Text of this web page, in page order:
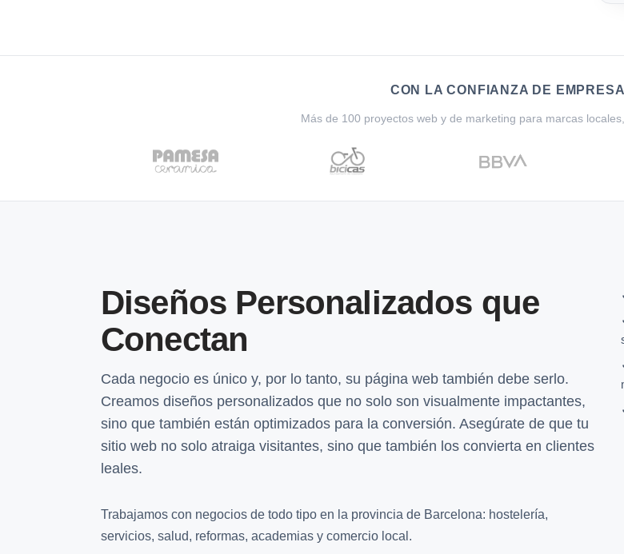
CON LA CONFIANZA DE
Más de 100 proyectos web y de marketing para marcas
Diseños Personalizados que
Conectan
Cada negocio es único y, por lo tanto, su página web también debe serlo.
Creamos diseños personalizados que no solo son visualmente impactantes,
sino que también están optimizados para la conversión. Asegúrate de que tu
sitio web no solo atraiga visitantes, sino que también los convierta en clientes
leales.
Trabajamos con negocios de todo tipo en la provincia de Barcelona: hostelería,
servicios, salud, reformas, academias y comercio local.